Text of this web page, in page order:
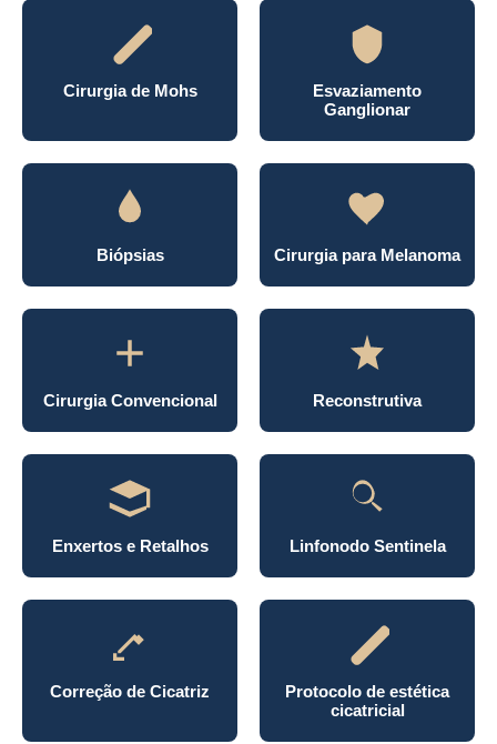
Cirurgia de Mohs
Esvaziamento
Ganglionar
Biópsias Cirurgia para Melanoma
Cirurgia Convencional Reconstrutiva
Enxertos e Retalhos Linfonodo Sentinela
Correção de Cicatriz
Protocolo de estética
cicatricial